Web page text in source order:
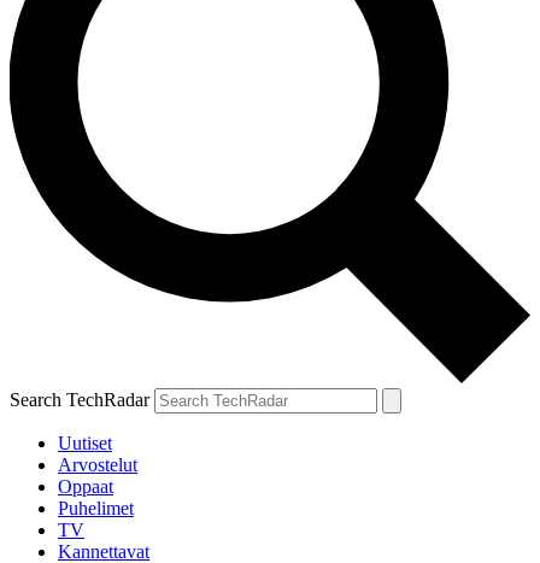
Search TechRadar
Uutiset
Arvostelut
Oppaat
Puhelimet
TV
Kannettavat